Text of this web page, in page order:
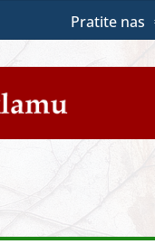
Pratite nas